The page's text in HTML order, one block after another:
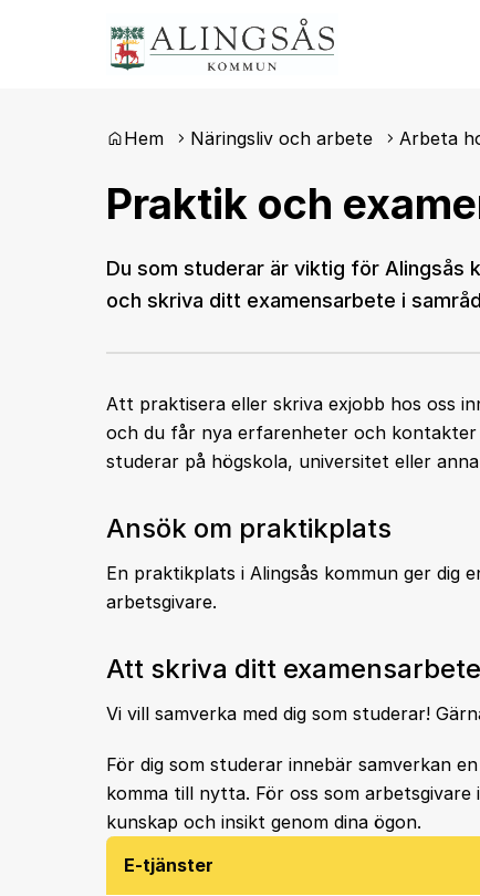
Du är här:
Hem Näringsliv och arbete Arbeta
Praktik och
Du som studerar är viktig för Alingsås
och skriva ditt examensarbete i
Att praktisera eller skriva exjobb hos oss
och du får nya erfarenheter och
studerar på högskola, universitet eller
Ansök om praktikplats
En praktikplats i Alingsås kommun ger dig
arbetsgivare.
Att skriva ditt
Vi vill samverka med dig som studerar!
För dig som studerar innebär samverkan
komma till nytta. För oss som
kunskap och insikt genom dina ögon.
E-tjänster